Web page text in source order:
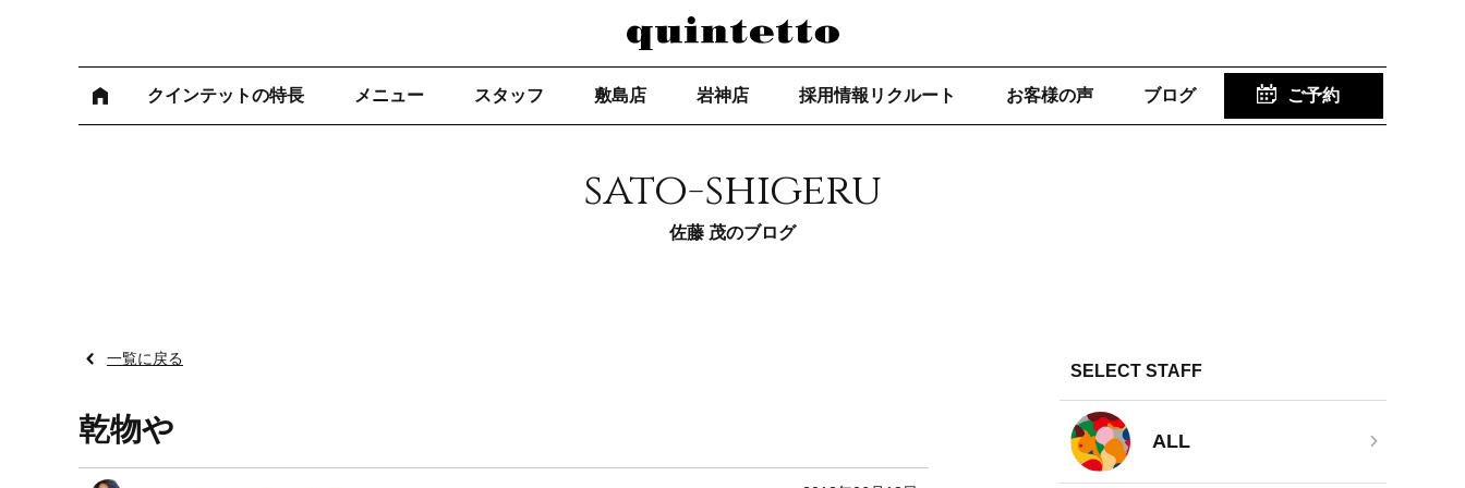
クインテットの特長 メニュー スタッフ 敷島店 岩神店 採用情報リクルート お客様の声 ブログ ご予約
sato-shigeru
佐藤 茂のブログ
一覧に戻る
乾物や
SELECT STAFF
ALL